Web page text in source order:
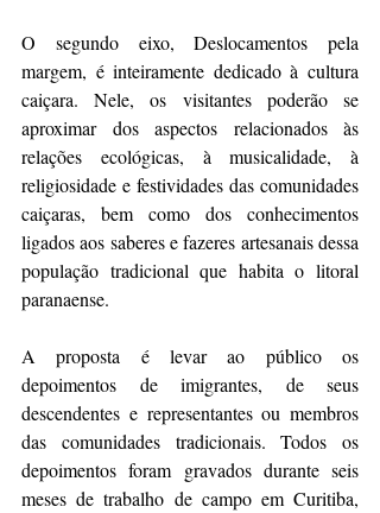
O segundo eixo, Deslocamentos pela
margem, é inteiramente dedicado à cultura
caiçara. Nele, os visitantes poderão se
aproximar dos aspectos relacionados às
relações ecológicas, à musicalidade, à
religiosidade e festividades das comunidades
caiçaras, bem como dos conhecimentos
ligados aos saberes e fazeres artesanais dessa
população tradicional que habita o litoral
paranaense.
A proposta é levar ao público os
depoimentos de imigrantes, de seus
descendentes e representantes ou membros
das comunidades tradicionais. Todos os
depoimentos foram gravados durante seis
meses de trabalho de campo em Curitiba,